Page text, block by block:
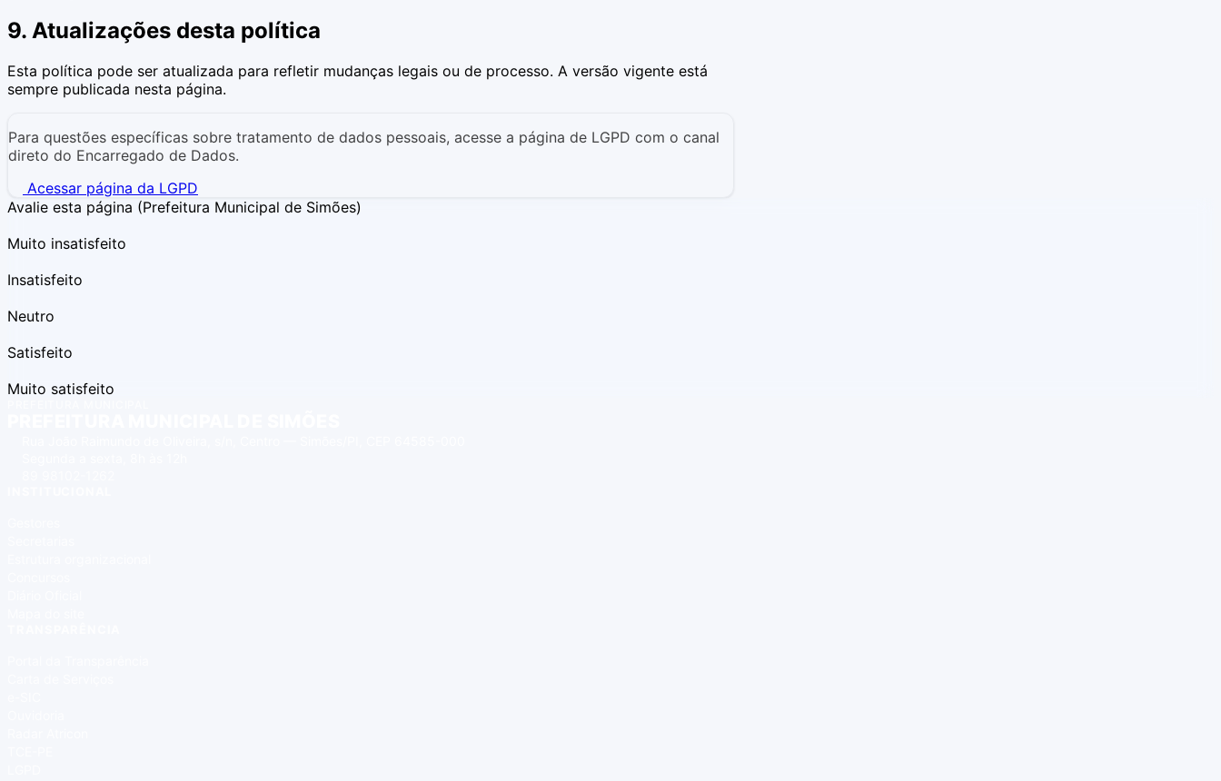
9. Atualizações desta política
Esta política pode ser atualizada para refletir mudanças legais ou de processo. A versão vigente está
sempre publicada nesta página.
Para questões específicas sobre tratamento de dados pessoais, acesse a página de LGPD com o canal
direto do Encarregado de Dados.
Acessar página da LGPD
Avalie esta página (Prefeitura Municipal de Simões)
Muito insatisfeito
Insatisfeito
Neutro
Satisfeito
Muito satisfeito